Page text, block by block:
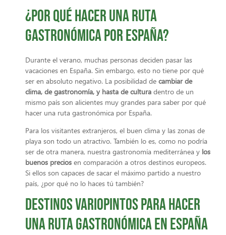
¿Por qué hacer una ruta
gastronómica por España?
Durante el verano, muchas personas deciden pasar las
vacaciones en España. Sin embargo, esto no tiene por qué
ser en absoluto negativo. La posibilidad de cambiar de
clima, de gastronomía, y hasta de cultura dentro de un
mismo país son alicientes muy grandes para saber por qué
hacer una ruta gastronómica por España.
Para los visitantes extranjeros, el buen clima y las zonas de
playa son todo un atractivo. También lo es, como no podría
ser de otra manera, nuestra gastronomía mediterránea y los
buenos precios en comparación a otros destinos europeos.
Si ellos son capaces de sacar el máximo partido a nuestro
país, ¿por qué no lo haces tú también?
Destinos variopintos para hacer
una ruta gastronómica en España